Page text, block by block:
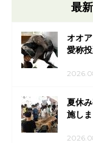
最
オオ
愛称
夏休
施し